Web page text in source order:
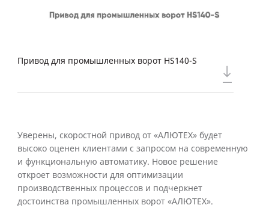
Привод для промышленных ворот HS140-S
Уверены, скоростной привод от «АЛЮТЕХ» будет
высоко оценен клиентами с запросом на современную
и функциональную автоматику. Новое решение
откроет возможности для оптимизации
производственных процессов и подчеркнет
достоинства промышленных ворот «АЛЮТЕХ».